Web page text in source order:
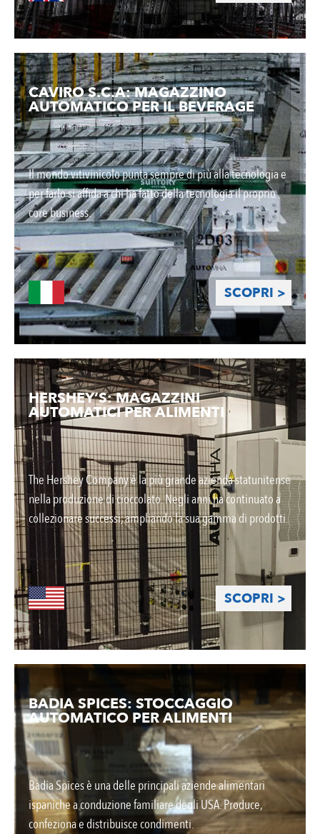
CAVIRO S.C.A: MAGAZZINO
AUTOMATICO PER IL BEVERAGE
Il mondo vitivinicolo punta sempre di più alla tecnologia e
per farlo si affida a chi ha fatto della tecnologia il proprio
core business.
SCOPRI >
HERSHEY’S: MAGAZZINI
AUTOMATICI PER ALIMENTI
The Hershey Company è la più grande azienda statunitense
nella produzione di cioccolato. Negli anni ha continuato a
collezionare successi, ampliando la sua gamma di prodotti.
SCOPRI >
BADIA SPICES: STOCCAGGIO
AUTOMATICO PER ALIMENTI
Badia Spices è una delle principali aziende alimentari
ispaniche a conduzione familiare degli USA. Produce,
confeziona e distribuisce condimenti.